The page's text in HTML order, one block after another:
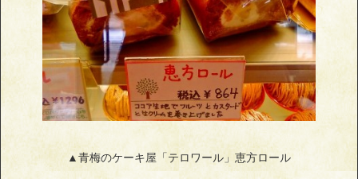
▲青梅のケーキ屋「テロワール」恵方ロール